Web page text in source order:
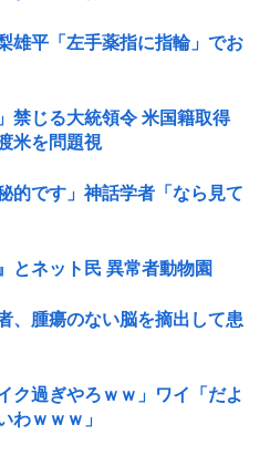
雄平「左手薬指に指輪」でお
禁じる大統領令 米国籍取得
米を問題視
的です」神話学者「なら見て
とネット民 異常者動物園
、腫瘍のない脳を摘出して患
ク過ぎやろｗｗ」ワイ「だよ
わｗｗｗ」